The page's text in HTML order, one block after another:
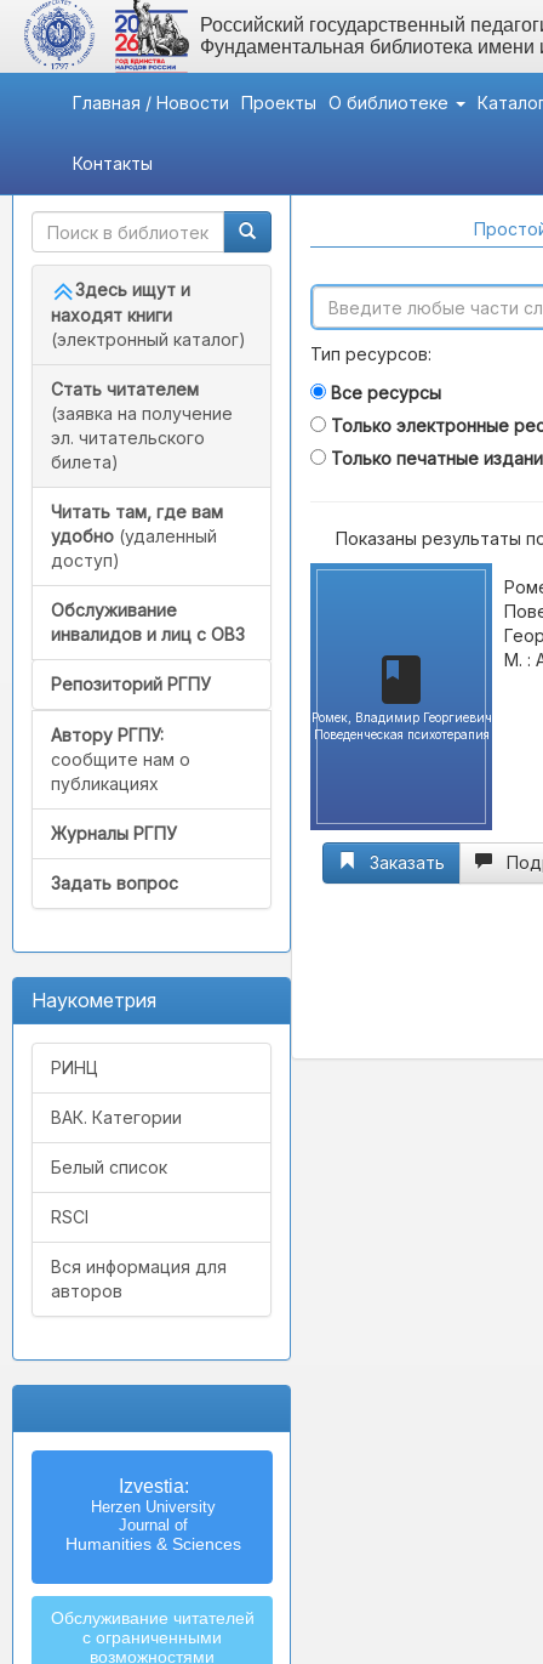
Российский государственный
Фундаментальная библиотека
Главная / Новости Проекты О библиотеке
Контакты
Быстрый доступ
Здесь ищут и
находят книги
(электронный каталог)
Стать читателем
(заявка на получение
эл. читательского
билета)
Читать там, где вам
удобно (удаленный
доступ)
Обслуживание
инвалидов и лиц с ОВЗ
Репозиторий РГПУ
Автору РГПУ:
сообщите нам о
публикациях
Журналы РГПУ
Задать вопрос
Наукометрия
РИНЦ
ВАК. Категории
Белый список
RSCI
Вся информация для
авторов
Izvestia:
Herzen University
Journal of
Humanities & Sciences
Обслуживание читателей
с ограниченными
возможностями
Тип ресурсов:
Все ресурсы
Только электронные
Только печатные
Показаны результаты
Ромек, Владимир Георгиевич
Поведенческая психотерапия
М. :
Заказать